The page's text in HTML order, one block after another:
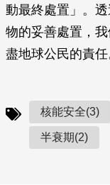
動最終處置」。
物的妥善處置，
盡地球公民的責任
核能安全(3)
半衰期(2)